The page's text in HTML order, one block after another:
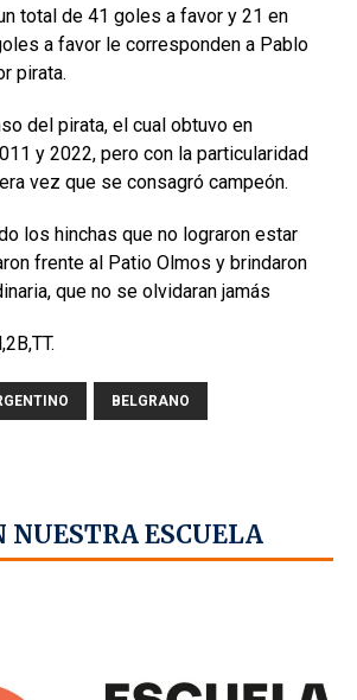
total de 41 goles a favor y 21 en
a favor le corresponden a Pablo
pirata.
del pirata, el cual obtuvo en
y 2022, pero con la particularidad
vez que se consagró campeón.
los hinchas que no lograron estar
frente al Patio Olmos y brindaron
que no se olvidaran jamás
BELGRANO
NUESTRA ESCUELA